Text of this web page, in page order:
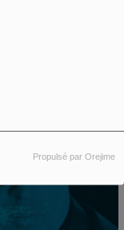
Propulsé par Orejime